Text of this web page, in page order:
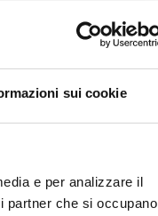
sui cookie
e per analizzare il
partner che si occupano